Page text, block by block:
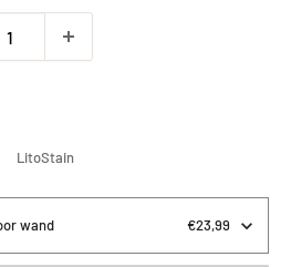
LitoStain
wand €23,99